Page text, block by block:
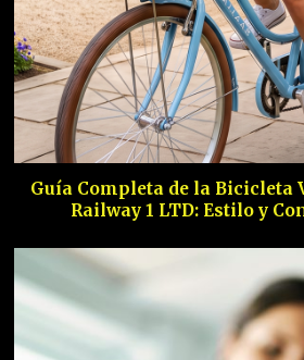
Guía Completa de la Bicicleta
Railway 1 LTD: Estilo y